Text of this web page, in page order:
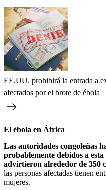
EE.UU. prohibirá la entrada a
afectados por el brote de ébola
El ébola en África
Las autoridades congoleñas
probablemente debidos a
advirtieron alrededor de 350
las personas afectadas tienen
mujeres.